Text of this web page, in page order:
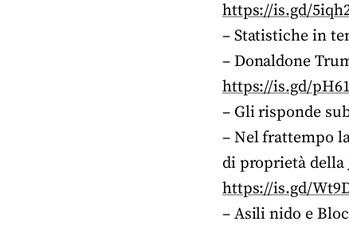
https://is.gd/
– Statistiche in
– Donaldone
https://is.gd/
– Gli risponde
– Nel frattempo
di proprietà della
https://is.gd/
– Asili nido e